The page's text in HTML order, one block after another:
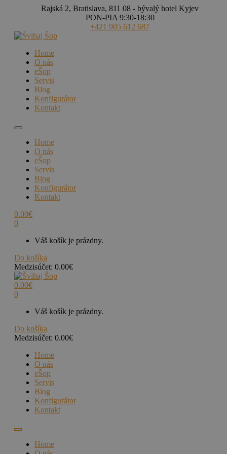
Rajská 2, Bratislava, 811 08 - bývalý hotel Kyjev
PON-PIA 9:30-18:30
+421 905 612 687
Home
O nás
eŠop
Servis
Blog
Konfigurátor
Kontakt
Home
O nás
eŠop
Servis
Blog
Konfigurátor
Kontakt
0.00€
0
Váš košík je prázdny.
Do košíka
Medzisúčet: 0.00€
0.00€
0
Váš košík je prázdny.
Do košíka
Medzisúčet: 0.00€
Home
O nás
eŠop
Servis
Blog
Konfigurátor
Kontakt
Home